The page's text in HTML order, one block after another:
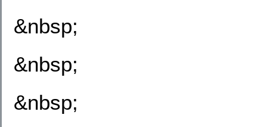
&nbsp;
&nbsp;
&nbsp;